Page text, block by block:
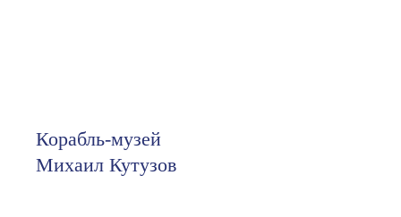
Корабль-музей
Михаил Кутузов